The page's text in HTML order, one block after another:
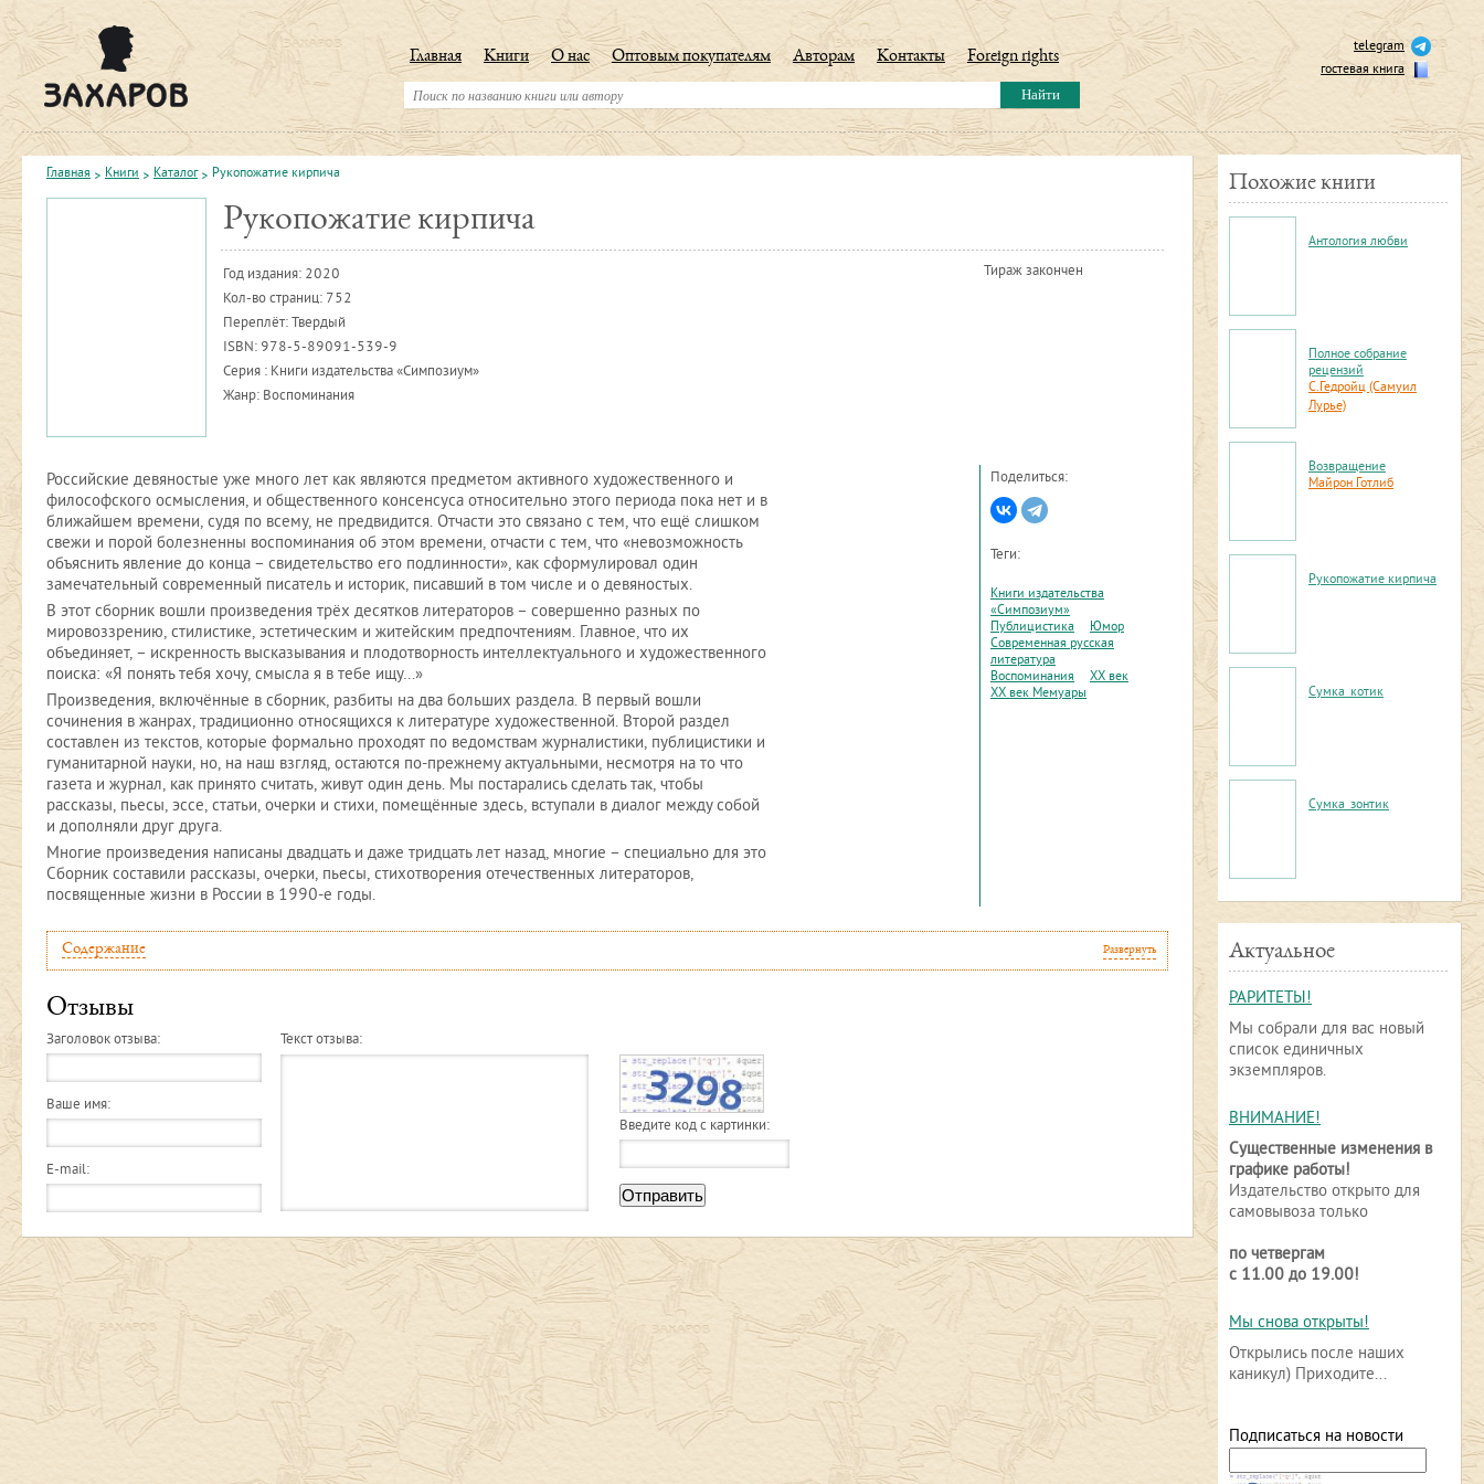
telegram
гостевая книга
Главная Книги О нас Оптовым покупателям Авторам Контакты Foreign rights
Главная Книги Каталог Рукопожатие кирпича
Рукопожатие кирпича
Год издания: 2020
Кол-во страниц: 752
Переплёт: Твердый
ISBN: 978-5-89091-539-9
Серия : Книги издательства «Симпозиум»
Жанр: Воспоминания
Тираж закончен
Российские девяностые уже много лет как являются предметом активного художественного и
философского осмысления, и общественного консенсуса относительно этого периода пока нет и в
ближайшем времени, судя по всему, не предвидится. Отчасти это связано с тем, что ещё слишком
свежи и порой болезненны воспоминания об этом времени, отчасти с тем, что «невозможность
объяснить явление до конца – свидетельство его подлинности», как сформулировал один
замечательный современный писатель и историк, писавший в том числе и о девяностых.
В этот сборник вошли произведения трёх десятков литераторов – совершенно разных по
мировоззрению, стилистике, эстетическим и житейским предпочтениям. Главное, что их
объединяет, – искренность высказывания и плодотворность интеллектуального и художественного
поиска: «Я понять тебя хочу, смысла я в тебе ищу…»
Произведения, включённые в сборник, разбиты на два больших раздела. В первый вошли
сочинения в жанрах, традиционно относящихся к литературе художественной. Второй раздел
составлен из текстов, которые формально проходят по ведомствам журналистики, публицистики и
гуманитарной науки, но, на наш взгляд, остаются по-прежнему актуальными, несмотря на то что
газета и журнал, как принято считать, живут один день. Мы постарались сделать так, чтобы
рассказы, пьесы, эссе, статьи, очерки и стихи, помещённые здесь, вступали в диалог между собой
и дополняли друг друга.
Многие произведения написаны двадцать и даже тридцать лет назад, многие – специально для это
Сборник составили рассказы, очерки, пьесы, стихотворения отечественных литераторов,
посвященные жизни в России в 1990-е годы.
Поделиться:
Теги:
Книги издательства
«Симпозиум»
Публицистика
Юмор
Современная русская
литература
Воспоминания
XX век
XX век Мемуары
Содержание Развернуть
Отзывы
Заголовок отзыва:
Ваше имя:
E-mail:
Текст отзыва:
Введите код с картинки:
Отправить
Похожие книги
Антология любви
Полное собрание
рецензий
С.Гедройц (Самуил
Лурье)
Возвращение
Майрон Готлиб
Рукопожатие кирпича
Сумка_котик
Сумка_зонтик
Актуальное
РАРИТЕТЫ!
Мы собрали для вас новый
список единичных
экземпляров.
ВНИМАНИЕ!
Существенные изменения в
графике работы!
Издательство открыто для
самовывоза только
по четвергам
с 11.00 до 19.00!
Мы снова открыты!
Открылись после наших
каникул) Приходите...
Подписаться на новости